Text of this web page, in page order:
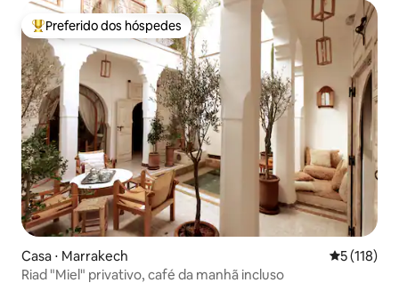
Entre os melhores preferidos dos hóspedes
Preferido dos hóspedes
Casa ⋅ Marrakech 5 de uma
5 (118)
Riad "Miel" privativo, café da manhã incluso